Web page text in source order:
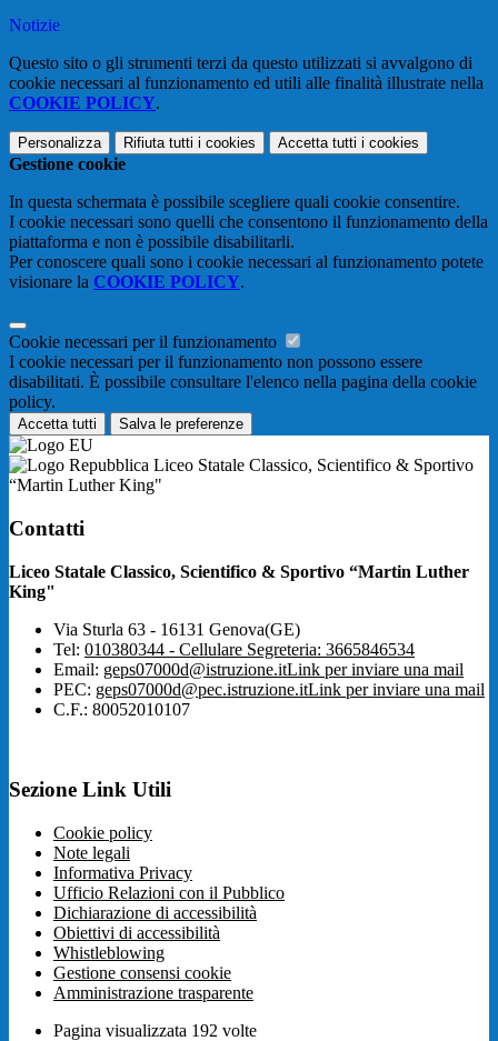
Notizie
Questo sito o gli strumenti terzi da questo utilizzati si avvalgono di
cookie necessari al funzionamento ed utili alle finalità illustrate nella
COOKIE POLICY.
Personalizza Rifiuta tutti i cookies Accetta tutti i cookies
Gestione cookie
In questa schermata è possibile scegliere quali cookie consentire.
I cookie necessari sono quelli che consentono il funzionamento della
piattaforma e non è possibile disabilitarli.
Per conoscere quali sono i cookie necessari al funzionamento potete
visionare la COOKIE POLICY.
Cookie necessari per il funzionamento
I cookie necessari per il funzionamento non possono essere
disabilitati. È possibile consultare l'elenco nella pagina della cookie
policy.
Accetta tutti Salva le preferenze
Liceo Statale Classico, Scientifico & Sportivo
“Martin Luther King"
Contatti
Liceo Statale Classico, Scientifico & Sportivo “Martin Luther
King"
Via Sturla 63 - 16131 Genova(GE)
Tel: 010380344 - Cellulare Segreteria: 3665846534
Email: geps07000d@istruzione.itLink per inviare una mail
PEC: geps07000d@pec.istruzione.itLink per inviare una mail
C.F.: 80052010107
Sezione Link Utili
Cookie policy
Note legali
Informativa Privacy
Ufficio Relazioni con il Pubblico
Dichiarazione di accessibilità
Obiettivi di accessibilità
Whistleblowing
Gestione consensi cookie
Amministrazione trasparente
Pagina visualizzata 192 volte